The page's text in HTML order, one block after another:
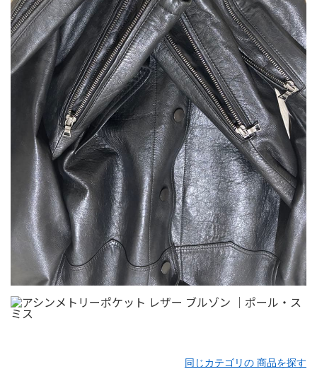
同じカテゴリの 商品を探す